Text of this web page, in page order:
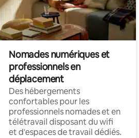
Nomades numériques et
professionnels en
déplacement
Des hébergements
confortables pour les
professionnels nomades et en
télétravail disposant du wifi
et d'espaces de travail dédiés.